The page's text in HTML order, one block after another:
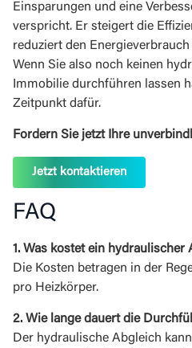
Einsparungen und eine
verspricht. Er steigert die
reduziert den
Wenn Sie also noch keinen
Immobilie durchführen lassen
Zeitpunkt dafür.
Fordern Sie jetzt Ihre
Jetzt kontaktieren
FAQ
1. Was kostet ein hydraulischer
Die Kosten betragen in der
pro Heizkörper.
2. Wie lange dauert die
Der hydraulische Abgleich